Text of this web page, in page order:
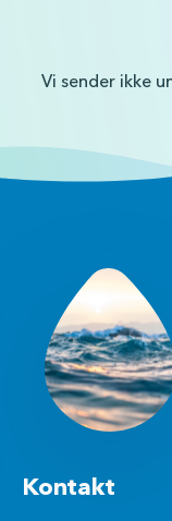
Vi sender ikke
Kontakt